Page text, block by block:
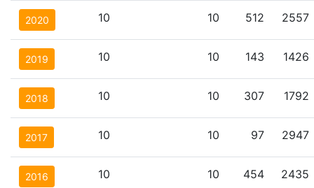
2020 10 10 512 2557
2019 10 10 143 1426
2018 10 10 307 1792
2017 10 10 97 2947
2016 10 10 454 2435